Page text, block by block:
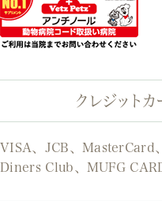
クレジット
VISA、JCB、MasterCard
Diners Club、MUFG CARD